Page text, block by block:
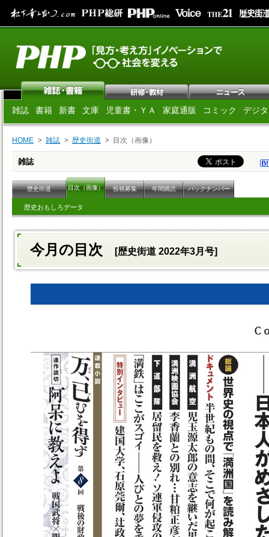
雑誌 書籍 新書 文庫 児童書・ＹＡ 家庭通販 コミック デジ
HOME 雑誌 歴史街道 目次（画像）
雑誌
歴史街道 目次（画像） 投稿募集 年間購読 バックナンバー
歴史おもしろデータ
今月の目次 [歴史街道 2022年3月号]